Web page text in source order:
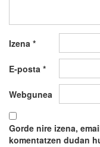
Izena *
E-posta *
Webgunea
Gorde nire izena,
komentatzen dudan